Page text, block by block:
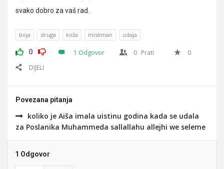
svako dobro za vaš rad.
boja druga koža misliman udaja
0 1 Odgovor 0 Prati
0
DIJELI
Povezana pitanja
koliko je Aiša imala uistinu godina kada se udala
za Poslanika Muhammeda sallallahu allejhi we seleme
1 Odgovor